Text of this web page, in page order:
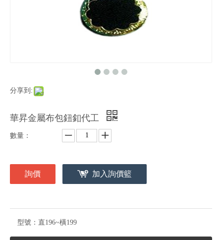
分享到:
華昇金屬布包鈕釦代工
數量：
詢價 加入詢價籃
型號： 直196~橫199